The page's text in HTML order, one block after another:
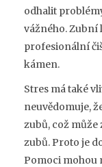
odhalit
vážného. Zubní
profesionální
kámen.
Stres má také
neuvědomuje,
zubů, což
zubů. Proto je
Pomoci mohou